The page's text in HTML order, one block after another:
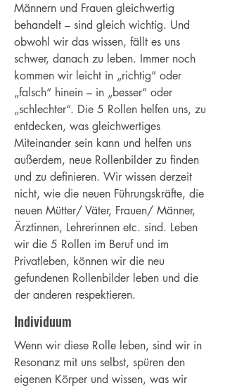
Männern und Frauen gleichwertig
behandelt – sind gleich wichtig. Und
obwohl wir das wissen, fällt es uns
schwer, danach zu leben. Immer noch
kommen wir leicht in „richtig“ oder
„falsch“ hinein – in „besser“ oder
„schlechter“. Die 5 Rollen helfen uns, zu
entdecken, was gleichwertiges
Miteinander sein kann und helfen uns
außerdem, neue Rollenbilder zu finden
und zu definieren. Wir wissen derzeit
nicht, wie die neuen Führungskräfte, die
neuen Mütter/ Väter, Frauen/ Männer,
Ärztinnen, Lehrerinnen etc. sind. Leben
wir die 5 Rollen im Beruf und im
Privatleben, können wir die neu
gefundenen Rollenbilder leben und die
der anderen respektieren.
Individuum
Wenn wir diese Rolle leben, sind wir in
Resonanz mit uns selbst, spüren den
eigenen Körper und wissen, was wir